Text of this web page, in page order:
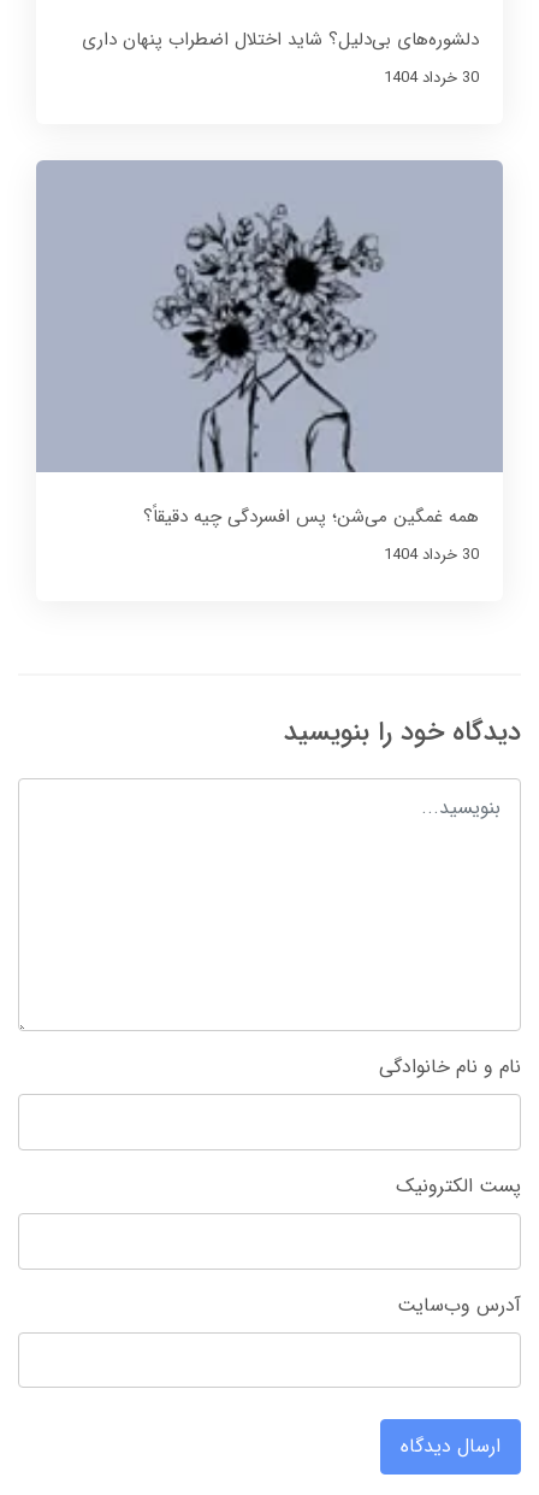
دلشوره‌های بی‌دلیل؟ شاید اختلال اضطراب پنهان داری
30 خرداد 1404
همه غمگین می‌شن؛ پس افسردگی چیه دقیقاً؟
30 خرداد 1404
دیدگاه خود را بنویسید
نام و نام خانوادگی
پست الکترونیک
آدرس وب‌سایت
ارسال دیدگاه